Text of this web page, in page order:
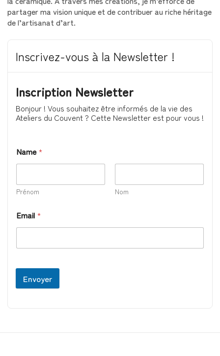
partager ma vision unique et de contribuer au riche héritage
de l’artisanat d’art.
Inscrivez-vous à la Newsletter !
Inscription Newsletter
Bonjour ! Vous souhaitez être informés de la vie des
Ateliers du Couvent ? Cette Newsletter est pour vous !
Name*
Prénom Nom
Email *
Envoyer